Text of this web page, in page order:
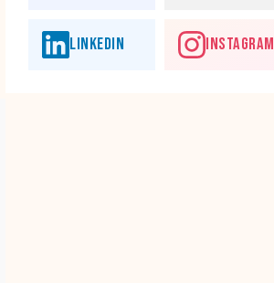
LINKEDIN INSTAGRAM